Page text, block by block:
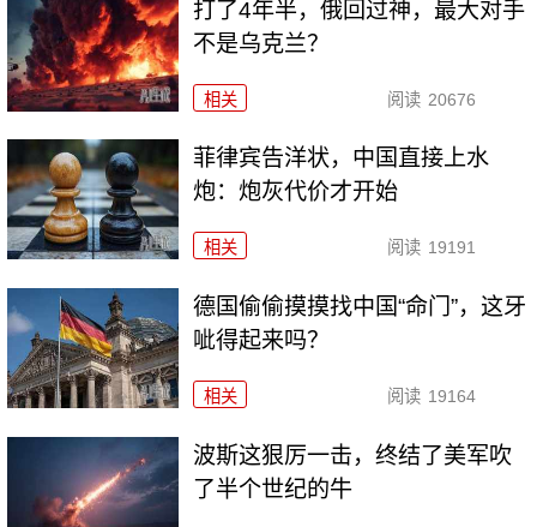
打了4年半，俄回过神，最大对手
不是乌克兰？
相关 阅读 20676
菲律宾告洋状，中国直接上水
炮：炮灰代价才开始
相关 阅读 19191
德国偷偷摸摸找中国“命门”，这牙
呲得起来吗？
相关 阅读 19164
波斯这狠厉一击，终结了美军吹
了半个世纪的牛